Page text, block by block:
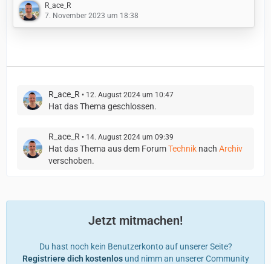
R_ace_R
7. November 2023 um 18:38
R_ace_R 12. August 2024 um 10:47
Hat das Thema geschlossen.
R_ace_R 14. August 2024 um 09:39
Hat das Thema aus dem ForumTechnik nach Archiv
verschoben.
Jetzt mitmachen!
Du hast noch kein Benutzerkonto auf unserer Seite?
Registriere dich kostenlosund nimm an unserer Community